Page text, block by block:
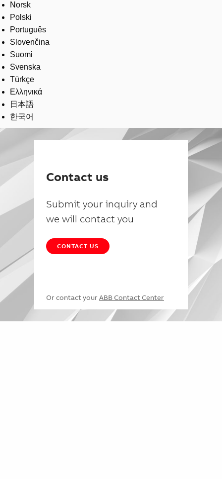
Norsk
Polski
Português
Slovenčina
Suomi
Svenska
Türkçe
Ελληνικά
日本語
한국어
Contact us
Submit your inquiry and
we will contact you
CONTACT US
Or contact your ABB Contact Center